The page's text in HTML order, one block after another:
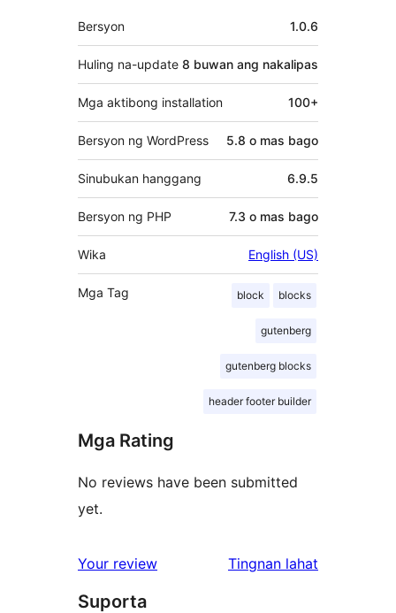
Meta
Bersyon 1.0.6
Huling na-update 8 buwan ang nakalipas
Mga aktibong installation 100+
Bersyon ng WordPress 5.8 o mas bago
Sinubukan hanggang 6.9.5
Bersyon ng PHP 7.3 o mas bago
Wika English (US)
Mga Tag block blocks
gutenberg
gutenberg blocks
header footer builder
Mga Rating
No reviews have been submitted
yet.
Your review Tingnan lahat
Suporta